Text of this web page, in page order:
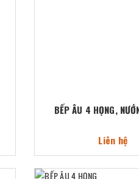
BẾP ÂU 4 HỌNG,
Liên hệ